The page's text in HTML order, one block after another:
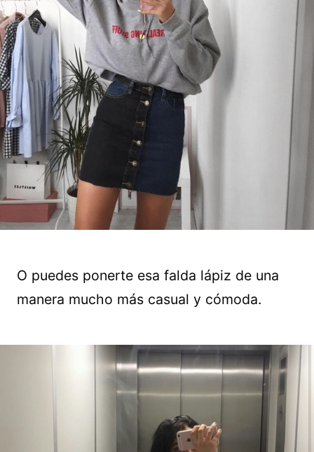
O puedes ponerte esa falda lápiz de una
manera mucho más casual y cómoda.